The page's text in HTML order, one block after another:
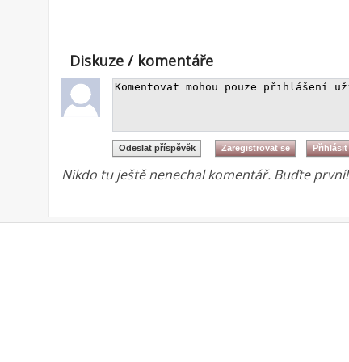
Diskuze / komentáře
Nikdo tu ještě nenechal komentář. Buďte první!